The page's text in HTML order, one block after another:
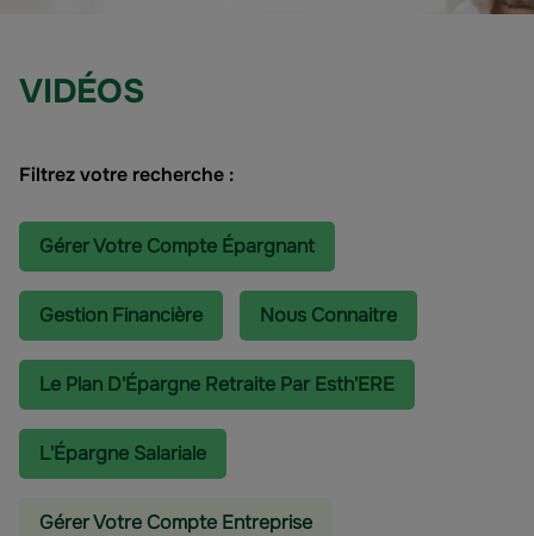
VIDÉOS
Filtrez votre recherche :
Gérer Votre Compte Épargnant
Gestion Financière Nous Connaitre
Le Plan D'Épargne Retraite Par Esth'ERE
L'épargne Salariale
Gérer Votre Compte Entreprise